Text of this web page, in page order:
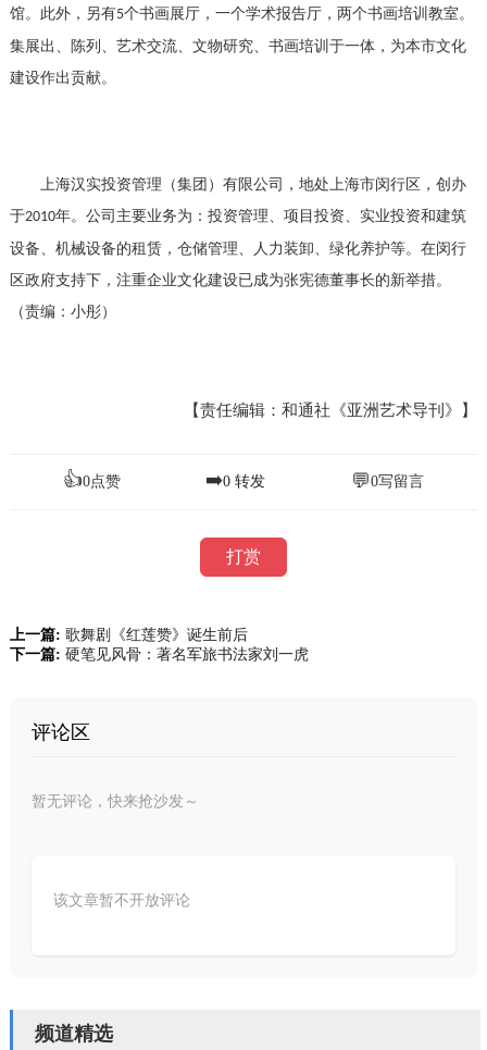
馆。此外，另有5个书画展厅，一个学术报告厅，两个书画培训教室。
集展出、陈列、艺术交流、文物研究、书画培训于一体，为本市文化
建设作出贡献。
上海汉实投资管理（集团）有限公司，地处上海市闵行区，创办
于2010年。公司主要业务为：投资管理、项目投资、实业投资和建筑
设备、机械设备的租赁，仓储管理、人力装卸、绿化养护等。在闵行
区政府支持下，注重企业文化建设已成为张宪德董事长的新举措。
（责编：小彤）
【责任编辑：和通社《亚洲艺术导刊》】
👍0点赞 ➡️0 转发 💬0写留言
打赏
上一篇: 歌舞剧《红莲赞》诞生前后
下一篇: 硬笔见风骨：著名军旅书法家刘一虎
评论区
暂无评论，快来抢沙发～
该文章暂不开放评论
频道精选